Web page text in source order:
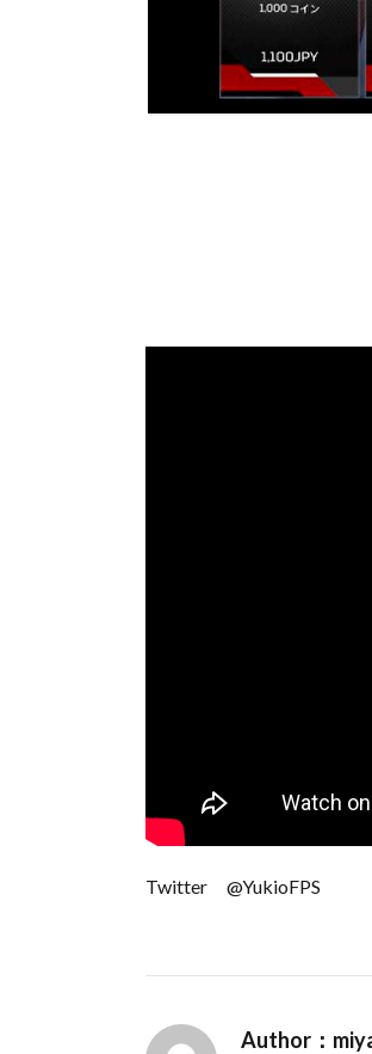
Twitter @YukioFPS
Author：